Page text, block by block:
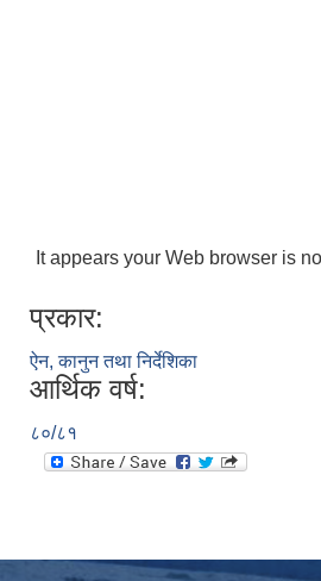
It appears your Web browser is
प्रकार:
ऐन, कानुन तथा निर्देशिका
आर्थिक वर्ष:
८०/८१